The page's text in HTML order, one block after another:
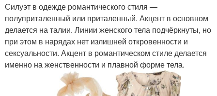
Силуэт в одежде романтического стиля —
полуприталенный или приталенный. Акцент в основном
делается на талии. Линии женского тела подчёркнуты, но
при этом в нарядах нет излишней откровенности и
сексуальности. Акцент в романтическом стиле делается
именно на женственности и плавной форме тела.